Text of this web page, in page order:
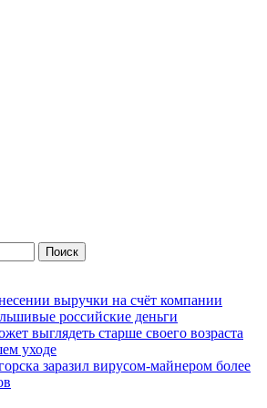
выручки на счёт компании
российские деньги
выглядеть старше своего возраста
уходе
заразил вирусом-майнером более